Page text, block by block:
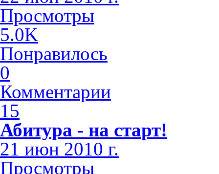
Просмотры
5.0K
Понравилось
0
Комментарии
15
Абитура - на старт!
21 июн 2010 г.
Просмотры